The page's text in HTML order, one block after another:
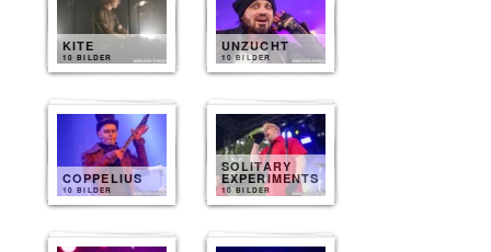
KITE
10 BILDER
UNZUCHT
10 BILDER
COPPELIUS
10 BILDER
SOLITARY
EXPERIMENTS
10 BILDER